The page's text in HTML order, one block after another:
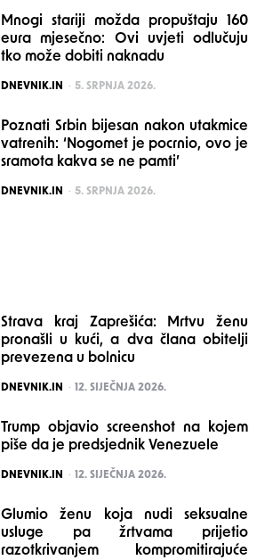
Mnogi stariji možda propuštaju 160
eura mjesečno: Ovi uvjeti odlučuju
tko može dobiti naknadu
POSTED
DNEVNIK.IN 5. SRPNJA 2026.
Poznati Srbin bijesan nakon utakmice
vatrenih: ‘Nogomet je pocrnio, ovo je
sramota kakva se ne pamti’
POSTED
DNEVNIK.IN 5. SRPNJA 2026.
Strava kraj Zaprešića: Mrtvu ženu
pronašli u kući, a dva člana obitelji
prevezena u bolnicu
POSTED
DNEVNIK.IN 12. SIJEČNJA 2026.
Trump objavio screenshot na kojem
piše da je predsjednik Venezuele
POSTED
DNEVNIK.IN 12. SIJEČNJA 2026.
Glumio ženu koja nudi seksualne
usluge pa žrtvama prijetio
razotkrivanjem kompromitirajuće